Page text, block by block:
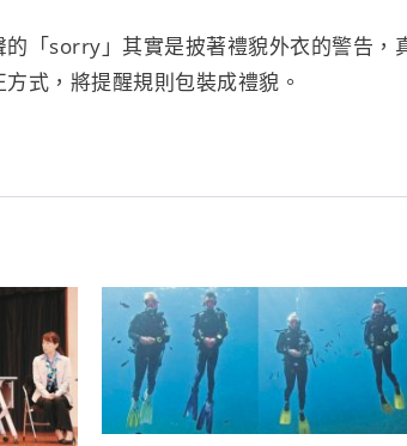
「sorry」其實是披著禮貌外衣的警告，
式，將提醒規則包裝成禮貌。